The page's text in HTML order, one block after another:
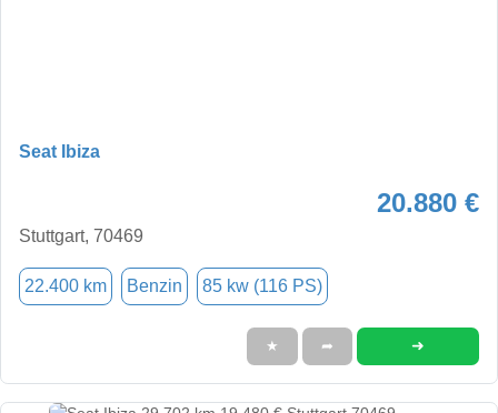
Seat Ibiza
20.880 €
Stuttgart, 70469
22.400 km Benzin 85 kw (116 PS)
★ ➦ ➜